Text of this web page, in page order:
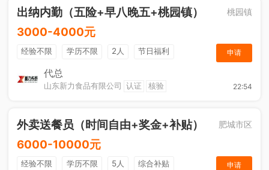
出纳内勤（五险+早八晚五+桃园镇） 桃园镇
3000-4000元
经验不限 学历不限 2人
节日福利
社保五险
工作餐
申请
代总
山东新力食品有限公司 认证 核验 22:54
外卖送餐员（时间自由+奖金+补贴） 肥城市区
6000-10000元
经验不限 学历不限 5人
综合补贴
申请